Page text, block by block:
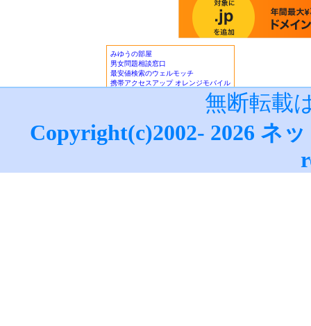
■★オンラインカジノ
オンラインカジノニュース
■アフィリエイトガイド｜アダ
■ネット収入NAVI
報！
■楽天銀行/イーバンクebank銀行
設・利用法詳細｜ネットライフ
(ザ・ビートルズ/The Beatles・
無断転載
Copyright(c)2002- 2026 ネ